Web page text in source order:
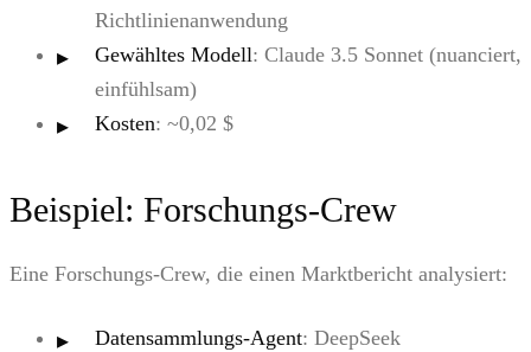
Richtlinienanwendung
Gewähltes Modell: Claude 3.5 Sonnet (nuanciert,
einfühlsam)
Kosten: ~0,02 $
Beispiel: Forschungs-Crew
Eine Forschungs-Crew, die einen Marktbericht analysiert:
Datensammlungs-Agent: DeepSeek